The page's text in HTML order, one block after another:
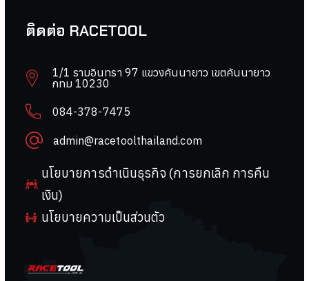
ติดต่อ RACETOOL
1/1 รามอินทรา 97 แขวงคันนายาว เขตคันนายาว
กทม 10230
084-378-7475
admin@racetoolthailand.com
นโยบายการดำเนินธุรกิจ (การยกเลิก การคืน
เงิน)
นโยบายความเป็นส่วนตัว